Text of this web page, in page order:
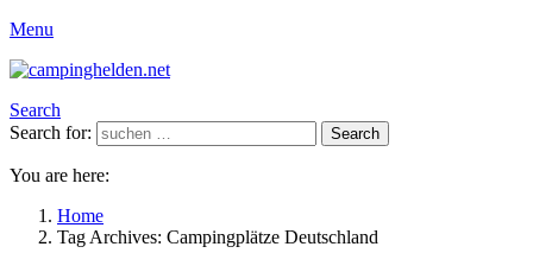
Menu
Search
Search for:
Search
You are here:
Home
Tag Archives: Campingplätze Deutschland